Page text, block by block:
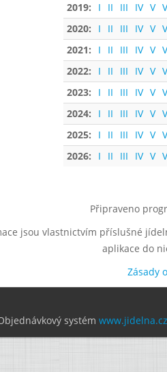
2019:
I II III IV V
2020:
I II III IV V
2021:
I II III IV V
2022:
I II III IV V
2023:
I II III IV V
2024:
I II III IV V
2025:
I II III IV V
2026:
I II III IV V
Připraveno
jsou vlastnictvím příslušné
aplikace do
Zásady
systém www.jidelna.cz